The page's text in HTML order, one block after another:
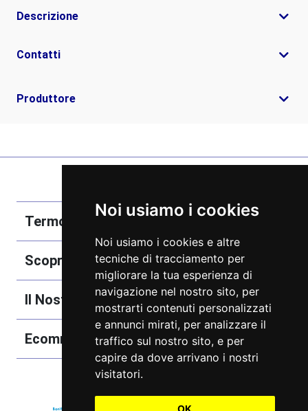
Noi usiamo i cookies
Noi usiamo i cookies e altre
tecniche di tracciamento per
migliorare la tua esperienza di
navigazione nel nostro sito, per
mostrarti contenuti personalizzati
e annunci mirati, per analizzare il
traffico sul nostro sito, e per
capire da dove arrivano i nostri
visitatori.
OK
Descrizione
Contatti
Produttore
Termobozzo Srl
Scoprici
Il Nostro Catalogo
Ecommerce